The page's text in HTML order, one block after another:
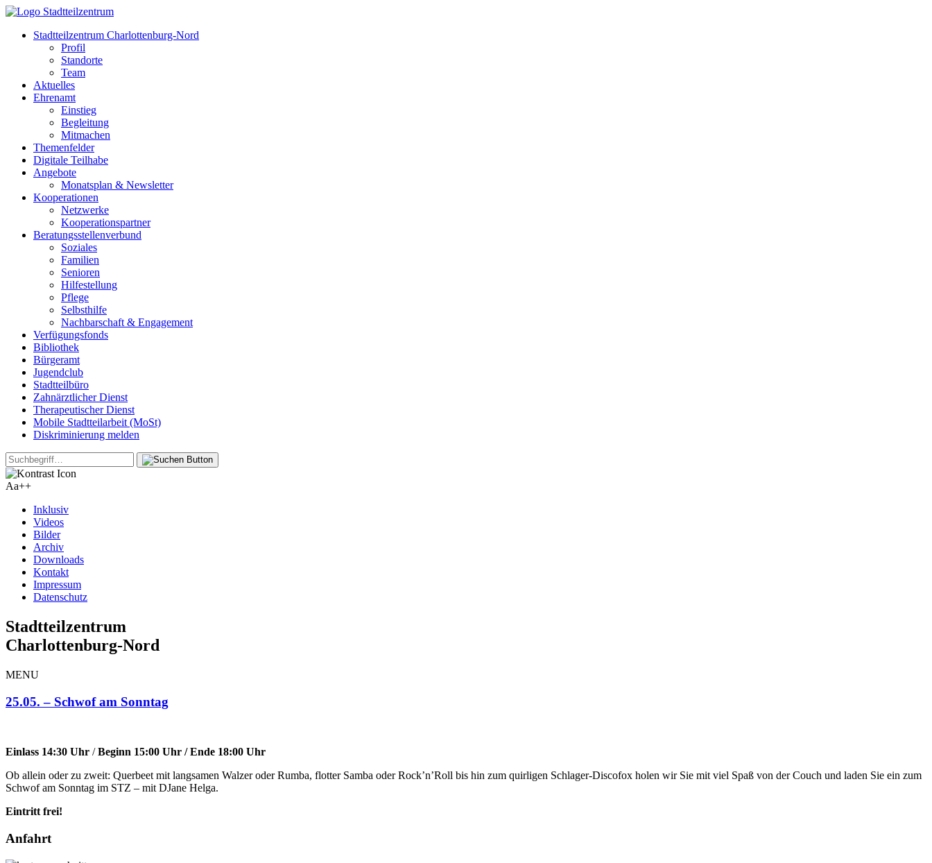
Stadtteilzentrum Charlottenburg-Nord
Profil
Standorte
Team
Aktuelles
Ehrenamt
Einstieg
Begleitung
Mitmachen
Themenfelder
Digitale Teilhabe
Angebote
Monatsplan & Newsletter
Kooperationen
Netzwerke
Kooperationspartner
Beratungsstellenverbund
Soziales
Familien
Senioren
Hilfestellung
Pflege
Selbsthilfe
Nachbarschaft & Engagement
Verfügungsfonds
Bibliothek
Bürgeramt
Jugendclub
Stadtteilbüro
Zahnärztlicher Dienst
Therapeutischer Dienst
Mobile Stadtteilarbeit (MoSt)
Diskriminierung melden
Aa++
Inklusiv
Videos
Bilder
Archiv
Downloads
Kontakt
Impressum
Datenschutz
Stadtteilzentrum
Charlottenburg-Nord
MENU
25.05. – Schwof am Sonntag
Einlass 14:30 Uhr /Beginn 15:00 Uhr / Ende 18:00 Uhr
Ob allein oder zu zweit: Querbeet mit langsamen Walzer oder Rumba, flotter Samba oder Rock’n’Roll bis hin zum quirligen Schlager-Discofox holen wir Sie mit viel Spaß von der Couch und laden Sie ein zum
Schwof am Sonntag im STZ – mit DJane Helga.
Eintritt frei!
Anfahrt